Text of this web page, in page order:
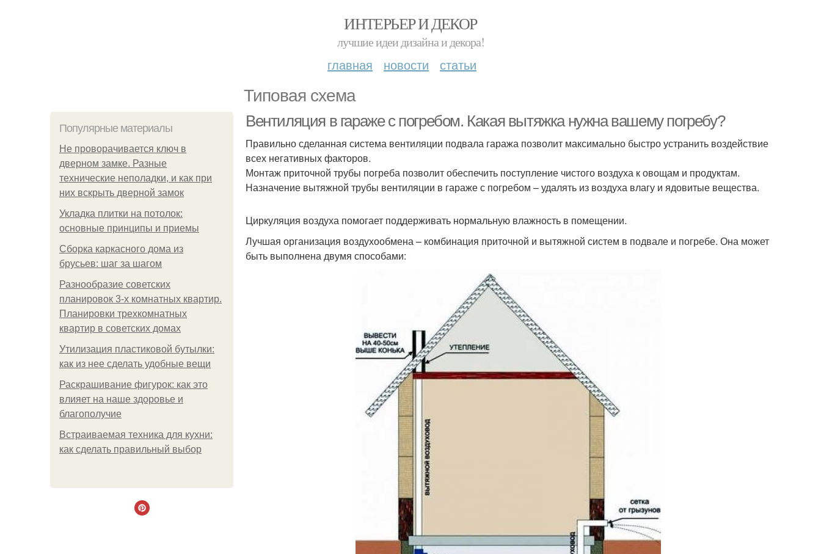
ИНТЕРЬЕР И ДЕКОР
лучшие идеи дизайна и декора!
главная новости статьи
Типовая схема
Популярные материалы
Не проворачивается ключ в
дверном замке. Разные
технические неполадки, и как при
них вскрыть дверной замок
Укладка плитки на потолок:
основные принципы и приемы
Сборка каркасного дома из
брусьев: шаг за шагом
Разнообразие советских
планировок 3-х комнатных квартир.
Планировки трехкомнатных
квартир в советских домах
Утилизация пластиковой бутылки:
как из нее сделать удобные вещи
Раскрашивание фигурок: как это
влияет на наше здоровье и
благополучие
Встраиваемая техника для кухни:
как сделать правильный выбор
Вентиляция в гараже с погребом. Какая вытяжка нужна вашему погребу?
Правильно сделанная система вентиляции подвала гаража позволит максимально быстро устранить воздействие
всех негативных факторов.
Монтаж приточной трубы погреба позволит обеспечить поступление чистого воздуха к овощам и продуктам.
Назначение вытяжной трубы вентиляции в гараже с погребом – удалять из воздуха влагу и ядовитые вещества.
Циркуляция воздуха помогает поддерживать нормальную влажность в помещении.
Лучшая организация воздухообмена – комбинация приточной и вытяжной систем в подвале и погребе. Она может
быть выполнена двумя способами: